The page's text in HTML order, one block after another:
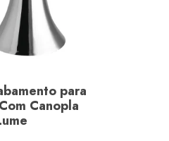
para
Canopla